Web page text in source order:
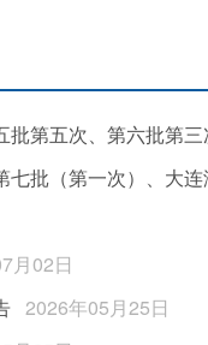
第五次、第六批第三
（第一次）、大
月02日
2026年05月25日